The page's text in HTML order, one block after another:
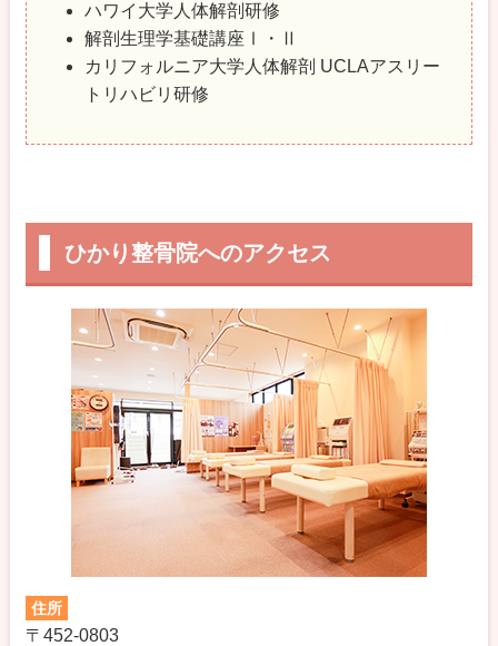
どんなお悩みでも、改善に向けてお手伝いさせてい
ただいています。
お気軽にお問合せください。心よりお待ちしており
ます。
ハワイ大学人体解剖研修
解剖生理学基礎講座Ⅰ・Ⅱ
カリフォルニア大学人体解剖 UCLAアスリー
トリハビリ研修
ひかり整骨院へのアクセス
住所
〒452-0803